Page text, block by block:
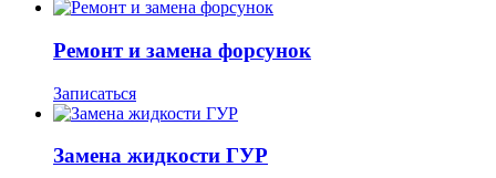
Ремонт и замена форсунок
Записаться
Замена жидкости ГУР